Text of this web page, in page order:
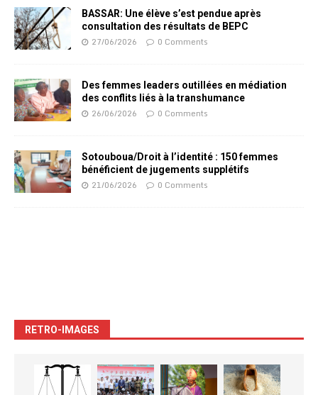
BASSAR: Une élève s’est pendue après
consultation des résultats de BEPC
27/06/2026 0 Comments
Des femmes leaders outillées en médiation
des conflits liés à la transhumance
26/06/2026 0 Comments
Sotouboua/Droit à l’identité : 150 femmes
bénéficient de jugements supplétifs
21/06/2026 0 Comments
RETRO-IMAGES